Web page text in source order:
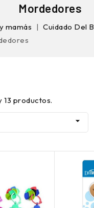
Mordedores
mamás Cuidado Del
13 productos.
